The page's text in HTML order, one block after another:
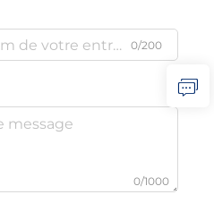
0/200
0/1000